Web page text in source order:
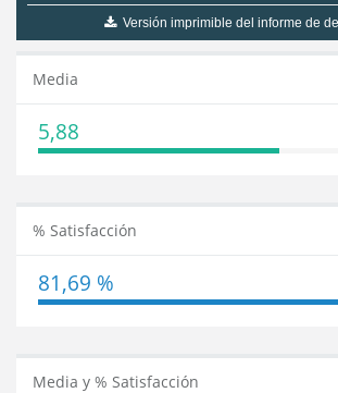
Versión imprimible del informe de
Media
5,88
% Satisfacción
81,69 %
Media y % Satisfacción